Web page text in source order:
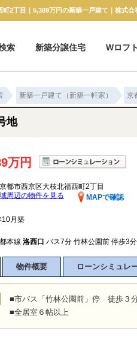
町2丁目｜5,389万円の新築一戸建て｜株式会
索
新築分譲住宅 Wロフ
新築一戸建て（新築一軒家） 京
地
万円
都市西京区大枝北福西町2丁目
MAPで確認
周辺の物件を見る
月築
本線 洛西口 バス7分 竹林公園前 停歩3分
物件概要 ローンシミュレ
■市バス「竹林公園前」停 徒歩３
■全居室６帖以上